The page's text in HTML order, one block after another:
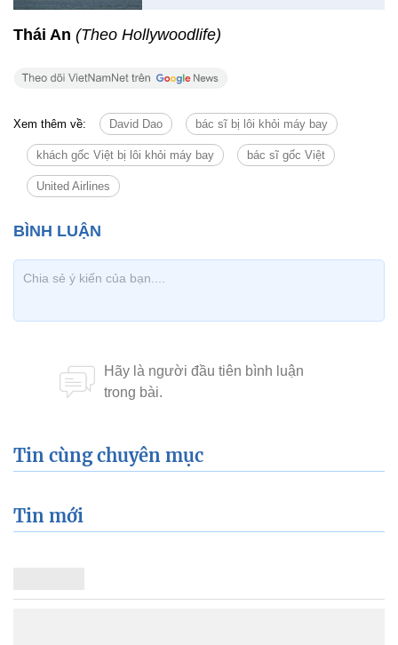
Thái An (Theo Hollywoodlife)
Xem thêm về: David Dao bác sĩ bị lôi khỏi máy bay
khách gốc Việt bị lôi khỏi máy bay bác sĩ gốc Việt
United Airlines
Tin cùng chuyên mục
Tin mới